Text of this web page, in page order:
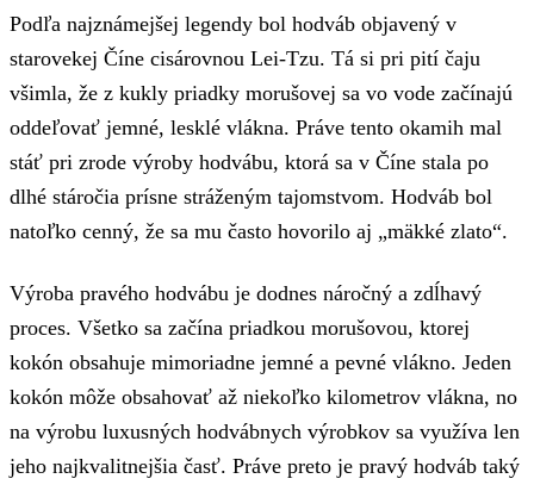
Podľa najznámejšej legendy bol hodváb objavený v
starovekej Číne cisárovnou Lei-Tzu. Tá si pri pití čaju
všimla, že z kukly priadky morušovej sa vo vode začínajú
oddeľovať jemné, lesklé vlákna. Práve tento okamih mal
stáť pri zrode výroby hodvábu, ktorá sa v Číne stala po
dlhé stáročia prísne stráženým tajomstvom. Hodváb bol
natoľko cenný, že sa mu často hovorilo aj „mäkké zlato“.
Výroba pravého hodvábu je dodnes náročný a zdĺhavý
proces. Všetko sa začína priadkou morušovou, ktorej
kokón obsahuje mimoriadne jemné a pevné vlákno. Jeden
kokón môže obsahovať až niekoľko kilometrov vlákna, no
na výrobu luxusných hodvábnych výrobkov sa využíva len
jeho najkvalitnejšia časť. Práve preto je pravý hodváb taký